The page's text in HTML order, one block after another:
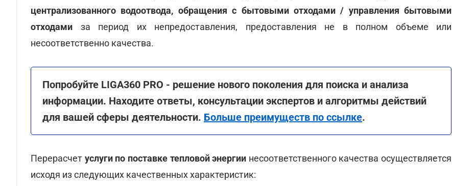
централизованного водоотвода, обращения с бытовыми отходами / управления бытовыми
отходами за период их непредоставления, предоставления не в полном объеме или
несоответственно качества.
Попробуйте LIGA360 PRO - решение нового поколения для поиска и анализа
информации. Находите ответы, консультации экспертов и алгоритмы действий
для вашей сферы деятельности. Больше преимуществ по ссылке.
Перерасчет услуги по поставке тепловой энергии несоответственного качества осуществляется
исходя из следующих качественных характеристик: